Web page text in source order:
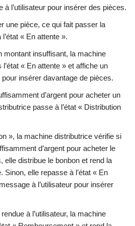
à l’utilisateur pour insérer des pièces.
une pièce, ce qui fait passer la
« En attente ».
montant insuffisant, la machine
« En attente » et affiche un
pour insérer davantage de pièces.
d’argent pour acheter un
passe à l’état « Distribution
», la machine distributrice vérifie si
d’argent pour acheter le
elle distribue le bonbon et rend la
Sinon, elle repasse à l’état « En
à l’utilisateur pour insérer
à l’utilisateur, la machine